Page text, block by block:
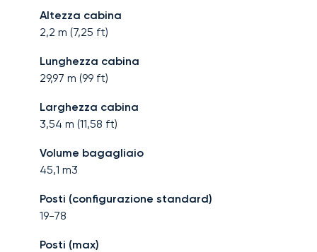
Altezza cabina
2,2 m (7,25 ft)
Lunghezza cabina
29,97 m (99 ft)
Larghezza cabina
3,54 m (11,58 ft)
Volume bagagliaio
45,1 m3
Posti (configurazione standard)
19-78
Posti (max)